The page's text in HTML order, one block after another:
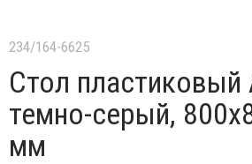
234/164-6625
Стол пластиковый
темно-серый,
мм